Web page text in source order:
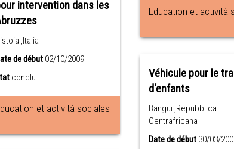
intervention dans les
,Italia
de début02/10/2009
conclu
et actività sociales
Education et actività
Véhicule pour le
d‘enfants
Bangui ,Repubblica
Centrafricana
Date de début30/03/